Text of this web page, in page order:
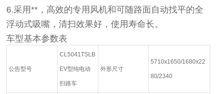
6.采用**，高效的专用风机和可随路面自动找平的全
浮动式吸嘴，清扫效果好，使用寿命长。
车型基本参数表
公告型号
CL5041TSLB
EV型纯电动
扫路车
外形尺寸
5710x1650/1680x22
80/2340